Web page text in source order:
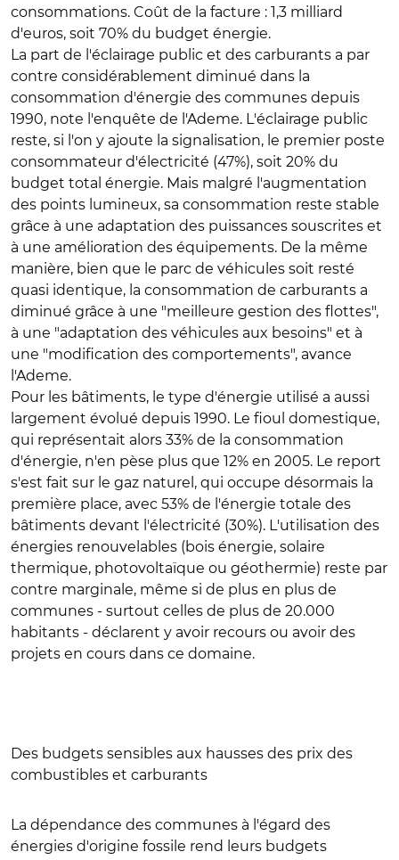
consommations. Coût de la facture : 1,3 milliard
d'euros, soit 70% du budget énergie.
La part de l'éclairage public et des carburants a par
contre considérablement diminué dans la
consommation d'énergie des communes depuis
1990, note l'enquête de l'Ademe. L'éclairage public
reste, si l'on y ajoute la signalisation, le premier poste
consommateur d'électricité (47%), soit 20% du
budget total énergie. Mais malgré l'augmentation
des points lumineux, sa consommation reste stable
grâce à une adaptation des puissances souscrites et
à une amélioration des équipements. De la même
manière, bien que le parc de véhicules soit resté
quasi identique, la consommation de carburants a
diminué grâce à une "meilleure gestion des flottes",
à une "adaptation des véhicules aux besoins" et à
une "modification des comportements", avance
l'Ademe.
Pour les bâtiments, le type d'énergie utilisé a aussi
largement évolué depuis 1990. Le fioul domestique,
qui représentait alors 33% de la consommation
d'énergie, n'en pèse plus que 12% en 2005. Le report
s'est fait sur le gaz naturel, qui occupe désormais la
première place, avec 53% de l'énergie totale des
bâtiments devant l'électricité (30%). L'utilisation des
énergies renouvelables (bois énergie, solaire
thermique, photovoltaïque ou géothermie) reste par
contre marginale, même si de plus en plus de
communes - surtout celles de plus de 20.000
habitants - déclarent y avoir recours ou avoir des
projets en cours dans ce domaine.
Des budgets sensibles aux hausses des prix des
combustibles et carburants
La dépendance des communes à l'égard des
énergies d'origine fossile rend leurs budgets